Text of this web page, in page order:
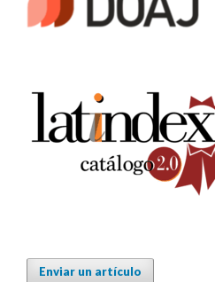
Enviar un artículo